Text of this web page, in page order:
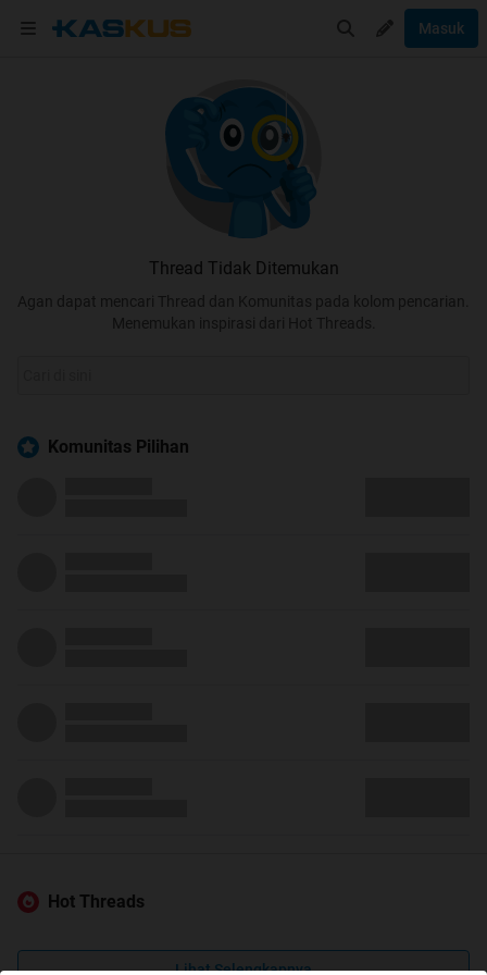
Masuk
Thread Tidak Ditemukan
Agan dapat mencari Thread dan Komunitas pada kolom pencarian.
Menemukan inspirasi dari Hot Threads.
Komunitas Pilihan
Hot Threads
Lihat Selengkapnya